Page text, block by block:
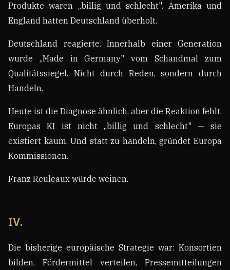
Produkte waren „billig und schlecht". Amerika und
England hatten Deutschland überholt.
Deutschland reagierte. Innerhalb einer Generation
wurde „Made in Germany" vom Schandmal zum
Qualitätssiegel. Nicht durch Reden, sondern durch
Handeln.
Heute ist die Diagnose ähnlich, aber die Reaktion fehlt.
Europas KI ist nicht „billig und schlecht" — sie
existiert kaum. Und statt zu handeln, gründet Europa
Kommissionen.
Franz Reuleaux würde weinen.
IV.
Die bisherige europäische Strategie war: Konsortien
bilden, Fördermittel verteilen, Pressemitteilungen